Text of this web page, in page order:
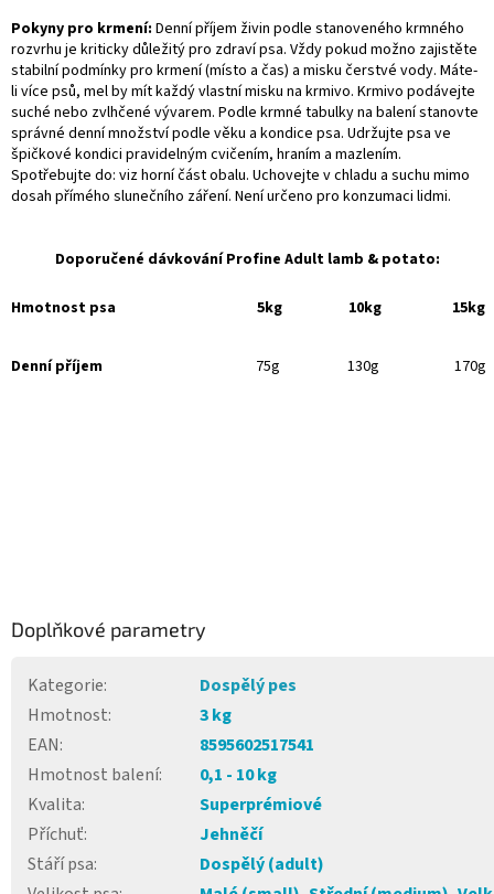
Pokyny pro krmení: Denní příjem živin podle stanoveného krmného
rozvrhu je kriticky důležitý pro zdraví psa. Vždy pokud možno zajistěte
stabilní podmínky pro krmení (místo a čas) a misku čerstvé vody. Máte-
li více psů, mel by mít každý vlastní misku na krmivo. Krmivo podávejte
suché nebo zvlhčené vývarem. Podle krmné tabulky na balení stanovte
správné denní množství podle věku a kondice psa. Udržujte psa ve
špičkové kondici pravidelným cvičením, hraním a mazlením.
Spotřebujte do: viz horní část obalu. Uchovejte v chladu a suchu mimo
dosah přímého slunečního záření. Není určeno pro konzumaci lidmi.
Doporučené dávkování Profine Adult lamb & potato:
Hmotnost psa 5kg 10kg 15kg
Denní příjem 75g 130g 170g
Doplňkové parametry
Kategorie:
Dospělý pes
Hmotnost:
3 kg
EAN:
8595602517541
Hmotnost balení:
0,1 - 10 kg
Kvalita:
Superprémiové
Příchuť:
Jehněčí
Stáří psa:
Dospělý (adult)